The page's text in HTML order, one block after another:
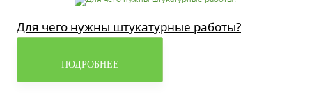
Для чего нужны штукатурные работы?
ПОДРОБНЕЕ